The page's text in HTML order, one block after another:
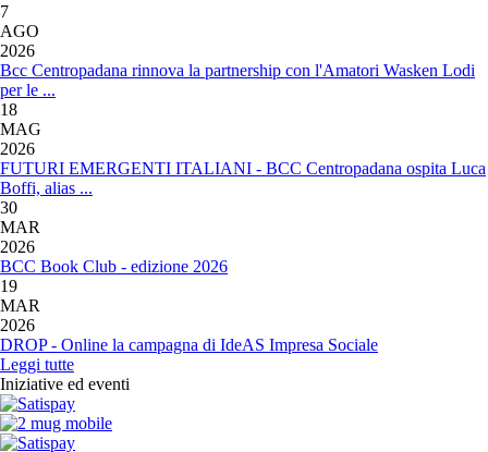
7
AGO
2026
Bcc Centropadana rinnova la partnership con l'Amatori Wasken Lodi
per le ...
18
MAG
2026
FUTURI EMERGENTI ITALIANI - BCC Centropadana ospita Luca
Boffi, alias ...
30
MAR
2026
BCC Book Club - edizione 2026
19
MAR
2026
DROP - Online la campagna di IdeAS Impresa Sociale
Leggi tutte
Iniziative ed eventi